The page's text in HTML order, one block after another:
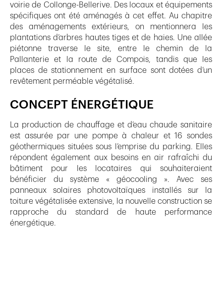
voirie de Collonge-Bellerive. Des locaux et équipements
spécifiques ont été aménagés à cet effet. Au chapitre
des aménagements extérieurs, on mentionnera les
plantations d’arbres hautes tiges et de haies. Une allée
piétonne traverse le site, entre le chemin de la
Pallanterie et la route de Compois, tandis que les
places de stationnement en surface sont dotées d’un
revêtement perméable végétalisé.
CONCEPT ÉNERGÉTIQUE
La production de chauffage et d’eau chaude sanitaire
est assurée par une pompe à chaleur et 16 sondes
géothermiques situées sous l’emprise du parking. Elles
répondent également aux besoins en air rafraîchi du
bâtiment pour les locataires qui souhaiteraient
bénéficier du système « géocooling ». Avec ses
panneaux solaires photovoltaïques installés sur la
toiture végétalisée extensive, la nouvelle construction se
rapproche du standard de haute performance
énergétique.